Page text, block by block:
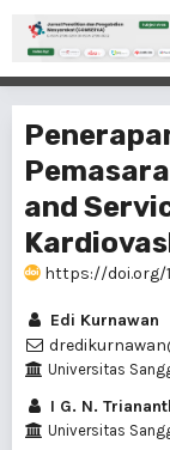
and
https://doi.org/
Edi Kurnawan
Universitas
I G. N.
Universitas